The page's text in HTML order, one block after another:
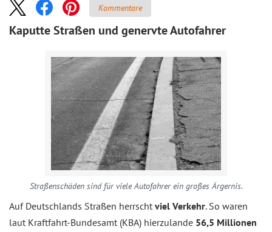
Kommentare
Kaputte Straßen und genervte Autofahrer
Straßenschäden sind für viele Autofahrer ein großes Ärgernis.
Auf Deutschlands Straßen herrscht viel Verkehr. So waren
laut Kraftfahrt-Bundesamt (KBA) hierzulande 56,5 Millionen